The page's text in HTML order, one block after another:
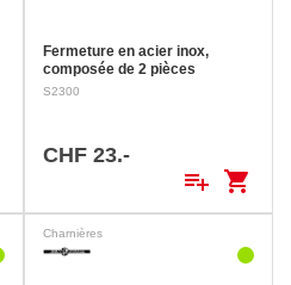
Fermeture en acier inox,
composée de 2 pièces
Lorsqu’elle est fermée, les vis
Ø 6 mm Longueur…
S2300
CHF 23.-
playlist_add shopping_cart
Charnières